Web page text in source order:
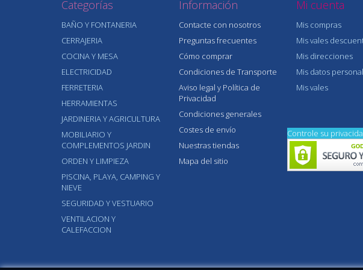
Categorías
BAÑO Y FONTANERIA
CERRAJERIA
COCINA Y MESA
ELECTRICIDAD
FERRETERIA
HERRAMIENTAS
JARDINERIA Y AGRICULTURA
MOBILIARIO Y
COMPLEMENTOS JARDIN
ORDEN Y LIMPIEZA
PISCINA, PLAYA, CAMPING Y
NIEVE
SEGURIDAD Y VESTUARIO
VENTILACION Y
CALEFACCION
Información
Contacte con nosotros
Preguntas frecuentes
Cómo comprar
Condiciones de Transporte
Aviso legal y Política de
Privacidad
Condiciones generales
Costes de envío
Nuestras tiendas
Mapa del sitio
Mi cuenta
Mis compras
Mis vales
Mis direcciones
Mis datos
Mis vales
Controle su